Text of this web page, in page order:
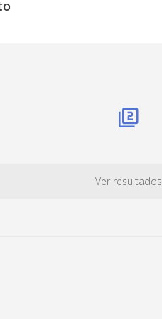
Ver resultados